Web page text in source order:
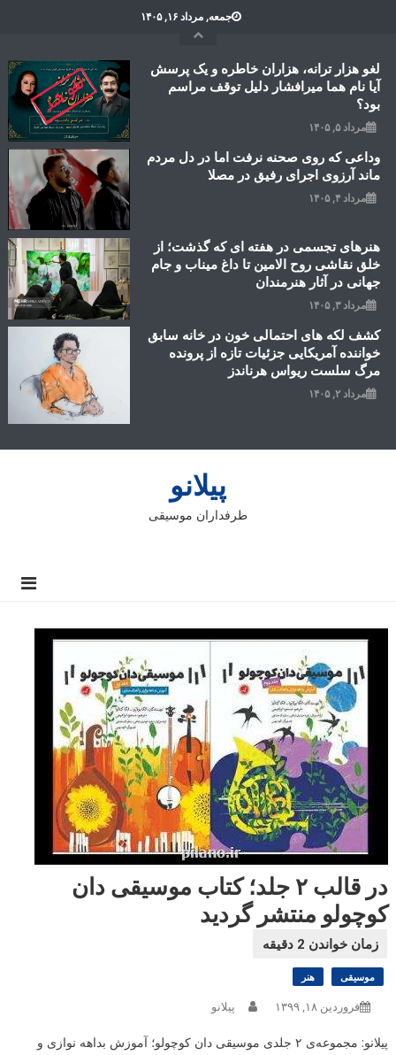
جمعه, مرداد ۱۶, ۱۴۰۵
لغو هزار ترانه، هزاران خاطره و یک پرسش
آیا نام هما میرافشار دلیل توقف مراسم
بود؟
مرداد ۵, ۱۴۰۵
وداعی که روی صحنه نرفت اما در دل مردم
ماند آرزوی اجرای رفیق در مصلا
مرداد ۴, ۱۴۰۵
هنرهای تجسمی در هفته ای که گذشت؛ از
خلق نقاشی روح الامین تا داغ میناب و جام
جهانی در آثار هنرمندان
مرداد ۳, ۱۴۰۵
کشف لکه های احتمالی خون در خانه سابق
خواننده آمریکایی جزئیات تازه از پرونده
مرگ سلست ریواس هرناندز
مرداد ۲, ۱۴۰۵
پیلانو
طرفداران موسیقی
در قالب ۲ جلد؛ کتاب موسیقی دان
کوچولو منتشر گردید
موسیقی هنر
فروردین ۱۸, ۱۳۹۹ پیلانو
پیلانو: مجموعه‌ی ۲ جلدی موسیقی دان کوچولو؛ آموزش بداهه نوازی و